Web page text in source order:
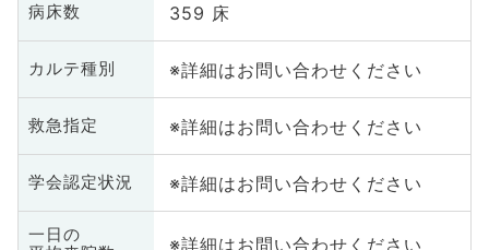
病床数 359 床
カルテ種別 ※詳細はお問い合わせください
救急指定 ※詳細はお問い合わせください
学会認定状況 ※詳細はお問い合わせください
一日の
※詳細はお問い合わせください